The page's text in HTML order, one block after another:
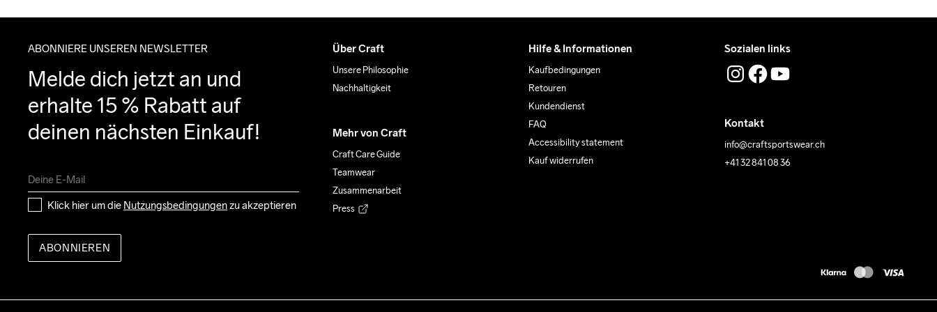
ABONNIERE UNSEREN NEWSLETTER
Melde dich jetzt an und
erhalte 15 % Rabatt auf
deinen nächsten Einkauf!
Klick hier um die Nutzungsbedingungen zu akzeptieren
ABONNIEREN
Über Craft
Unsere Philosophie
Nachhaltigkeit
Mehr von Craft
Craft Care Guide
Teamwear
Zusammenarbeit
Press
Hilfe & Informationen
Kaufbedingungen
Retouren
Kundendienst
FAQ
Accessibility statement
Kauf widerrufen
Sozialen links
Kontakt
info@craftsportswear.ch
+41 32 841 08 36